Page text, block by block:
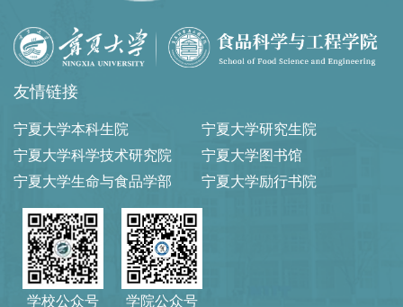
友情链接
宁夏大学本科生院
宁夏大学研究生院
宁夏大学科学技术研究院
宁夏大学图书馆
宁夏大学生命与食品学部
宁夏大学励行书院
学校公众号 学院公众号